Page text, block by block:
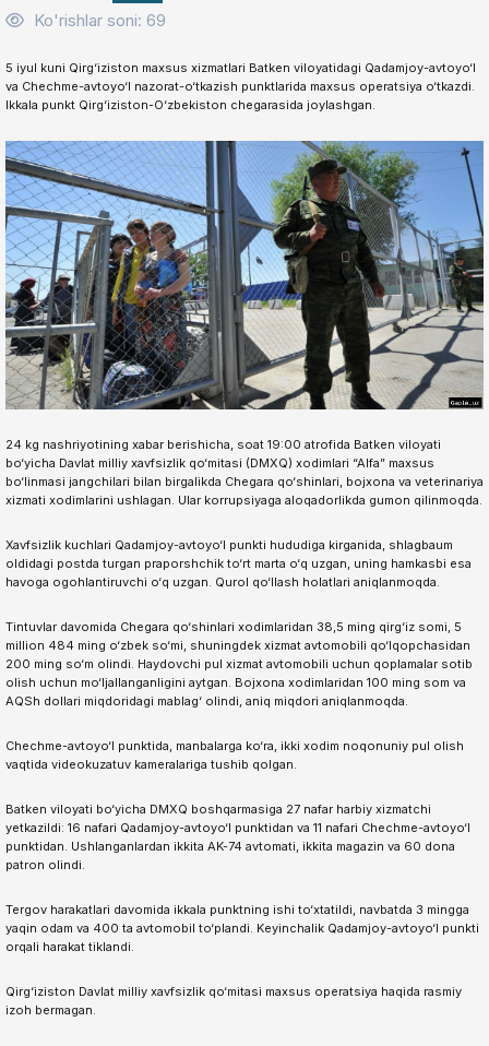
Ko'rishlar soni: 69
5 iyul kuni Qirg‘iziston maxsus xizmatlari Batken viloyatidagi Qadamjoy-avtoyo‘l
va Chechme-avtoyo‘l nazorat-o‘tkazish punktlarida maxsus operatsiya o‘tkazdi.
Ikkala punkt Qirg‘iziston-O‘zbekiston chegarasida joylashgan.
24 kg nashriyotining xabar berishicha, soat 19:00 atrofida Batken viloyati
bo‘yicha Davlat milliy xavfsizlik qo‘mitasi (DMXQ) xodimlari “Alfa” maxsus
bo‘linmasi jangchilari bilan birgalikda Chegara qo‘shinlari, bojxona va veterinariya
xizmati xodimlarini ushlagan. Ular korrupsiyaga aloqadorlikda gumon qilinmoqda.
Xavfsizlik kuchlari Qadamjoy-avtoyo‘l punkti hududiga kirganida, shlagbaum
oldidagi postda turgan praporshchik to‘rt marta o‘q uzgan, uning hamkasbi esa
havoga ogohlantiruvchi o‘q uzgan. Qurol qo‘llash holatlari aniqlanmoqda.
Tintuvlar davomida Chegara qo‘shinlari xodimlaridan 38,5 ming qirg‘iz somi, 5
million 484 ming o‘zbek so‘mi, shuningdek xizmat avtomobili qo‘lqopchasidan
200 ming so‘m olindi. Haydovchi pul xizmat avtomobili uchun qoplamalar sotib
olish uchun mo‘ljallanganligini aytgan. Bojxona xodimlaridan 100 ming som va
AQSh dollari miqdoridagi mablag‘ olindi, aniq miqdori aniqlanmoqda.
Chechme-avtoyo‘l punktida, manbalarga ko‘ra, ikki xodim noqonuniy pul olish
vaqtida videokuzatuv kameralariga tushib qolgan.
Batken viloyati bo‘yicha DMXQ boshqarmasiga 27 nafar harbiy xizmatchi
yetkazildi: 16 nafari Qadamjoy-avtoyo‘l punktidan va 11 nafari Chechme-avtoyo‘l
punktidan. Ushlanganlardan ikkita AK-74 avtomati, ikkita magazin va 60 dona
patron olindi.
Tergov harakatlari davomida ikkala punktning ishi to‘xtatildi, navbatda 3 mingga
yaqin odam va 400 ta avtomobil to‘plandi. Keyinchalik Qadamjoy-avtoyo‘l punkti
orqali harakat tiklandi.
Qirg‘iziston Davlat milliy xavfsizlik qo‘mitasi maxsus operatsiya haqida rasmiy
izoh bermagan.